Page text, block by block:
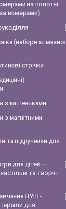
на полотні
номерами)
(набори алмазної
стрічки
з кишеньками
з магнітними
та підручники для
для дітей —
та творчі
НУШ -
для